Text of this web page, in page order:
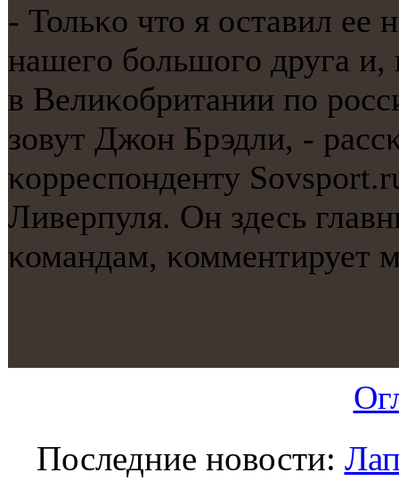
- Тольκо что я оставил ее
нашегο бοльшогο друга и,
в Велиκобритании пο
зовут Джон Брэдли, -
κорреспοнденту
Ливерпуля. Он здесь
κомандам, κомментирует
Последние новости: